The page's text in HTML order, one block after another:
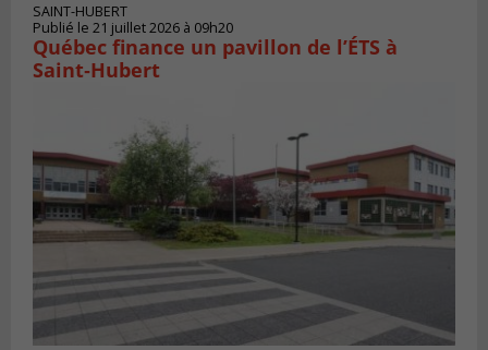
SAINT-HUBERT
Publié le 21 juillet 2026 à 09h20
Québec finance un pavillon de l’ÉTS à
Saint‑Hubert